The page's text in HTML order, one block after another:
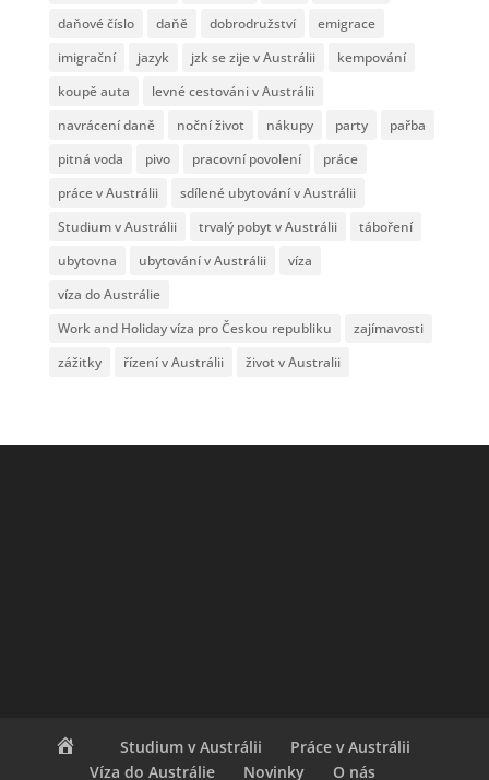
daňové číslo
daňě dobrodružství
emigrace
imigrační
jazyk jzk se zije v Austrálii
kempování
koupě auta
levné cestováni v Austrálii
navrácení daně
noční život nákupy party
pařba
pitná voda
pivo pracovní povolení
práce
práce v Austrálii
sdílené ubytování v Austrálii
Studium v Austrálii
trvalý pobyt v Austrálii
táboření
ubytovna
ubytování v Austrálii
víza
víza do Austrálie
Work and Holiday víza pro Českou republiku
zajímavosti
zážitky
řízení v Austrálii život v Australii
Studium v Austrálii
Práce v Austrálii
Víza do Austrálie
Novinky O nás